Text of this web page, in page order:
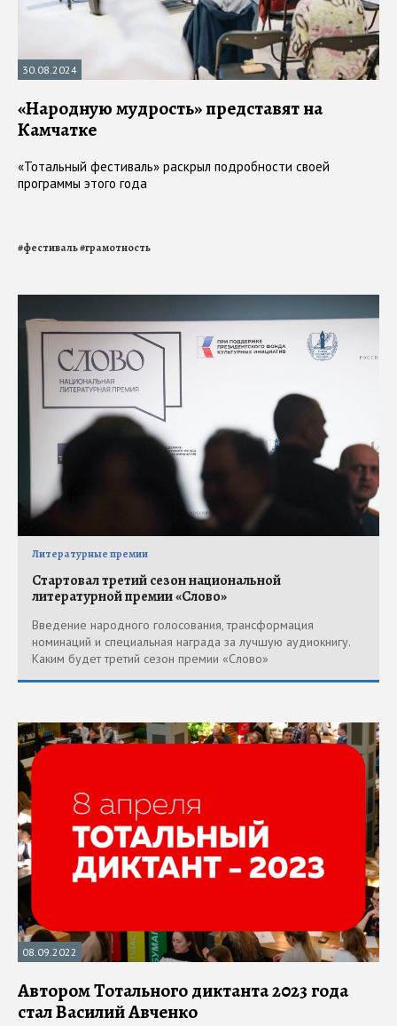
30.08.2024
«Народную мудрость» представят на
Камчатке
«Тотальный фестиваль» раскрыл подробности своей
программы этого года
#фестиваль#грамотность
Литературные премии
Стартовал третий сезон национальной
литературной премии «Слово»
Введение народного голосования, трансформация
номинаций и специальная награда за лучшую аудиокнигу.
Каким будет третий сезон премии «Слово»
08.09.2022
Автором Тотального диктанта 2023 года
стал Василий Авченко